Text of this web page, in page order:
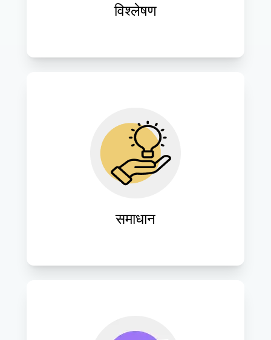
विश्लेषण
समाधान
विशिष्ट व्यावसायिक चुनौतियों का समाधान करने
और परिचालन दक्षता बढ़ाने के लिए अनुकूलित
डिजिटल समाधान डिज़ाइन और कार्यान्वित करें।